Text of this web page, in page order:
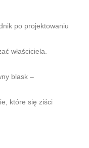
po projektowaniu
właściciela.
blask –
które się ziści